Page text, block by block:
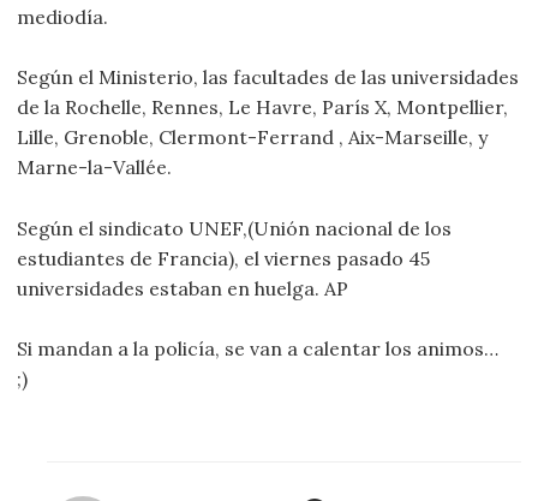
mediodía.
Según el Ministerio, las facultades de las universidades
de la Rochelle, Rennes, Le Havre, París X, Montpellier,
Lille, Grenoble, Clermont-Ferrand , Aix-Marseille, y
Marne-la-Vallée.
Según el sindicato UNEF,(Unión nacional de los
estudiantes de Francia), el viernes pasado 45
universidades estaban en huelga. AP
Si mandan a la policía, se van a calentar los animos…
;)